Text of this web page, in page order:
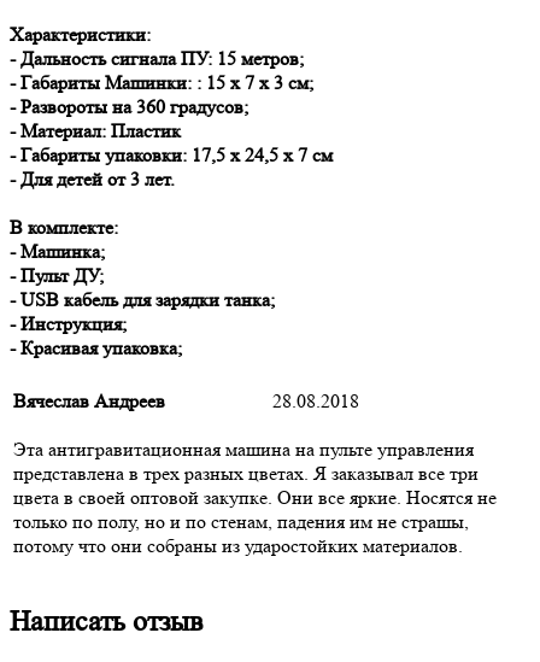
Характеристики:
- Дальность сигнала ПУ: 15 метров;
- Габариты Машинки: : 15 х 7 х 3 см;
- Развороты на 360 градусов;
- Материал: Пластик
- Габариты упаковки: 17,5 х 24,5 х 7 см
- Для детей от 3 лет.
В комплекте:
- Машинка;
- Пульт ДУ;
- USB кабель для зарядки танка;
- Инструкция;
- Красивая упаковка;
Вячеслав Андреев 28.08.2018
Эта антигравитационная машина на пульте управления
представлена в трех разных цветах. Я заказывал все три
цвета в своей оптовой закупке. Они все яркие. Носятся не
только по полу, но и по стенам, падения им не страшы,
потому что они собраны из ударостойких материалов.
Написать отзыв